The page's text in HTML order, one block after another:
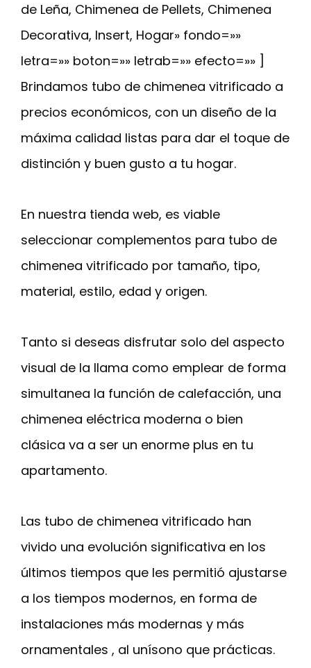
de Leña, Chimenea de Pellets, Chimenea
Decorativa, Insert, Hogar» fondo=»»
letra=»» boton=»» letrab=»» efecto=»» ]
Brindamos tubo de chimenea vitrificado a
precios económicos, con un diseño de la
máxima calidad listas para dar el toque de
distinción y buen gusto a tu hogar.
En nuestra tienda web, es viable
seleccionar complementos para tubo de
chimenea vitrificado por tamaño, tipo,
material, estilo, edad y origen.
Tanto si deseas disfrutar solo del aspecto
visual de la llama como emplear de forma
simultanea la función de calefacción, una
chimenea eléctrica moderna o bien
clásica va a ser un enorme plus en tu
apartamento.
Las tubo de chimenea vitrificado han
vivido una evolución significativa en los
últimos tiempos que les permitió ajustarse
a los tiempos modernos, en forma de
instalaciones más modernas y más
ornamentales , al unísono que prácticas.